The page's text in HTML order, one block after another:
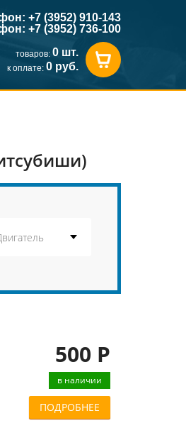
+7 (3952) 910-143
+7 (3952) 736-100
товаров: 0 шт.
к оплате: 0 руб.
500 Р
в наличии
ПОДРОБНЕЕ